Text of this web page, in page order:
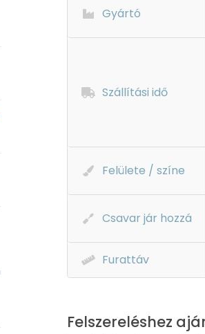
Gyártó
Szállítási idő
Felülete / színe
Csavar jár hozzá
Furattáv
Felszereléshez